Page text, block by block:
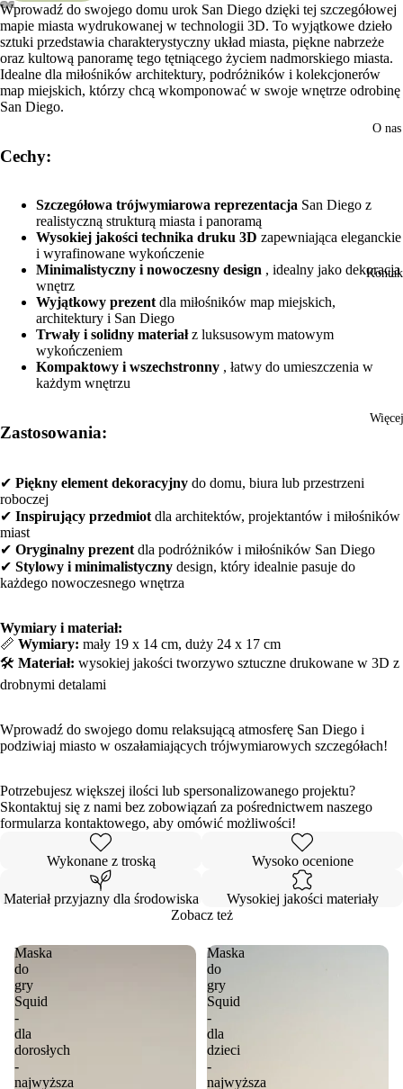
O nas
Więcej
Otwórz
obraz
w trybie
pełnoekranowym
Otwórz
obraz
w trybie
pełnoekranowym
Otwórz
obraz
w trybie
pełnoekranowym
Otwórz
obraz
w trybie
pełnoekranowym
Wprowadź do swojego domu urok San Diego dzięki tej szczegółowej
mapie miasta wydrukowanej w technologii 3D. To wyjątkowe dzieło
sztuki przedstawia charakterystyczny układ miasta, piękne nabrzeże
oraz kultową panoramę tego tętniącego życiem nadmorskiego miasta.
Idealne dla miłośników architektury, podróżników i kolekcjonerów
map miejskich, którzy chcą wkomponować w swoje wnętrze odrobinę
San Diego.
Cechy:
Szczegółowa trójwymiarowa reprezentacja San Diego z
realistyczną strukturą miasta i panoramą
Wysokiej jakości technika druku 3D zapewniająca eleganckie
i wyrafinowane wykończenie
Minimalistyczny i nowoczesny design , idealny jako dekoracja
wnętrz
Wyjątkowy prezent dla miłośników map miejskich,
architektury i San Diego
Trwały i solidny materiałz luksusowym matowym
wykończeniem
Kompaktowy i wszechstronny , łatwy do umieszczenia w
każdym wnętrzu
Zastosowania:
✔ Piękny element dekoracyjny do domu, biura lub przestrzeni
roboczej
✔ Inspirujący przedmiot dla architektów, projektantów i miłośników
miast
✔ Oryginalny prezent dla podróżników i miłośników San Diego
✔ Stylowy i minimalistyczny design, który idealnie pasuje do
każdego nowoczesnego wnętrza
Wymiary i materiał:
📏 Wymiary: mały 19 x 14 cm, duży 24 x 17 cm
🛠️ Materiał: wysokiej jakości tworzywo sztuczne drukowane w 3D z
drobnymi detalami
Wprowadź do swojego domu relaksującą atmosferę San Diego i
podziwiaj miasto w oszałamiających trójwymiarowych szczegółach!
Potrzebujesz większej ilości lub spersonalizowanego projektu?
Skontaktuj się z nami bez zobowiązań za pośrednictwem naszego
formularza kontaktowego, aby omówić możliwości!
Wykonane z troską Wysoko ocenione
Materiał przyjazny dla środowiska
Wysokiej jakości materiały
Zobacz też
Maska
do
gry
Squid
-
dla
dorosłych
-
najwyższa
Maska
do
gry
Squid
-
dla
dzieci
-
najwyższa